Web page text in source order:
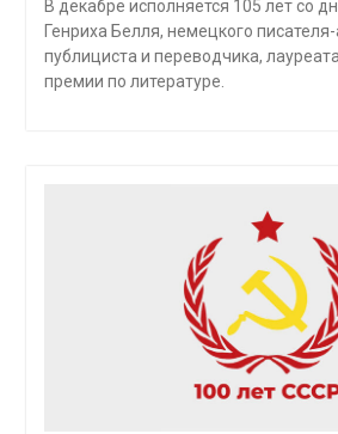
В декабре исполняется 105 лет со
Генриха Белля, немецкого
публициста и переводчика,
премии по литературе.